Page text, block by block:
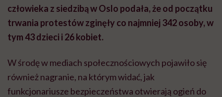
człowieka z siedzibą w Oslo podała, że od początku
trwania protestów zginęły co najmniej 342 osoby, w
tym 43 dzieci i 26 kobiet.
W środę w mediach społecznościowych pojawiło się
również nagranie, na którym widać, jak
funkcjonariusze bezpieczeństwa otwierają ogień do